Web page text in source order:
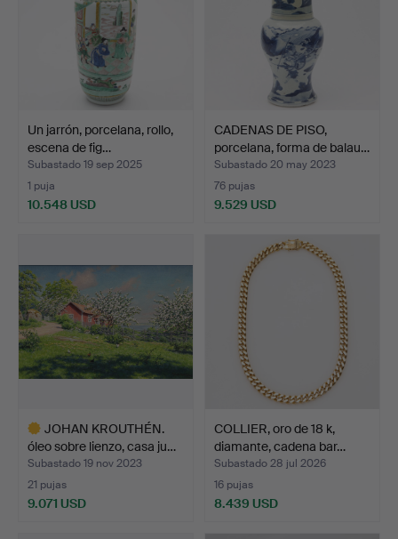
Un jarrón, porcelana, rollo,
escena de fig…
Subastado 19 sep 2025
1 puja
10.548 USD
CADENAS DE PISO,
porcelana, forma de balau…
Subastado 20 may 2023
76 pujas
9.529 USD
JOHAN KROUTHÉN.
óleo sobre lienzo, casa ju…
Subastado 19 nov 2023
21 pujas
9.071 USD
COLLIER, oro de 18 k,
diamante, cadena bar…
Subastado 28 jul 2026
16 pujas
8.439 USD